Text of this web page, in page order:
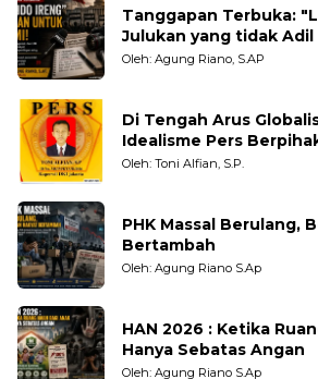
Tanggapan Terbuka:
Julukan yang tidak Adil untuk Wartawan,
Pengamat dan LSM
Oleh: Agung Riano, S.AP
Di Tengah Arus
Idealisme Pers
Oleh: Toni Alfian, S.P.
PHK Massal Berulang,
Bertambah
Oleh: Agung Riano S.Ap
HAN 2026 : Ketika
Hanya Sebatas Angan
Oleh: Agung Riano S.Ap